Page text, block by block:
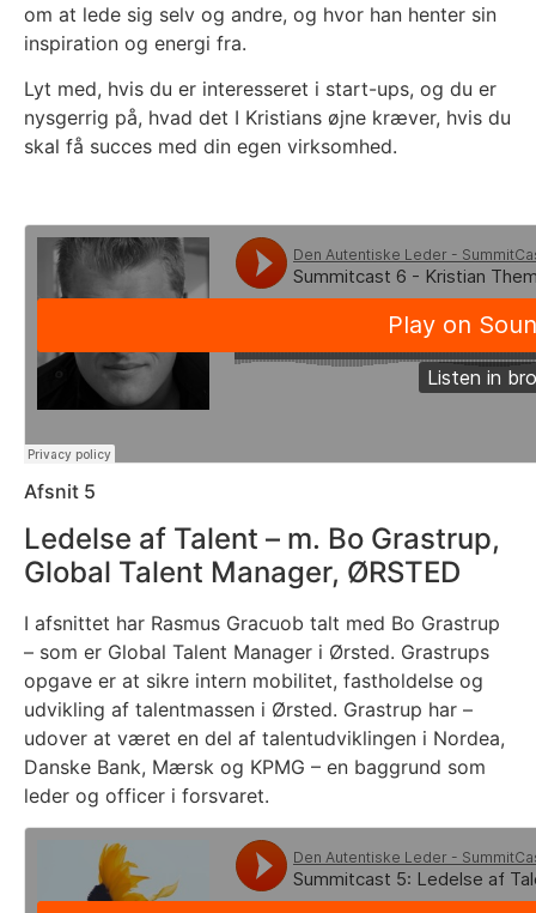
om at lede sig selv og andre, og hvor han henter sin
inspiration og energi fra.
Lyt med, hvis du er interesseret i start-ups, og du er
nysgerrig på, hvad det I Kristians øjne kræver, hvis du
skal få succes med din egen virksomhed.
Afsnit 5
Ledelse af Talent – m. Bo Grastrup,
Global Talent Manager, ØRSTED
I afsnittet har Rasmus Gracuob talt med Bo Grastrup
– som er Global Talent Manager i Ørsted. Grastrups
opgave er at sikre intern mobilitet, fastholdelse og
udvikling af talentmassen i Ørsted. Grastrup har –
udover at været en del af talentudviklingen i Nordea,
Danske Bank, Mærsk og KPMG – en baggrund som
leder og officer i forsvaret.